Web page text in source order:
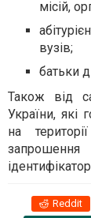
місій,
вузів;
батьки
Також від
України, які
на
Reddit